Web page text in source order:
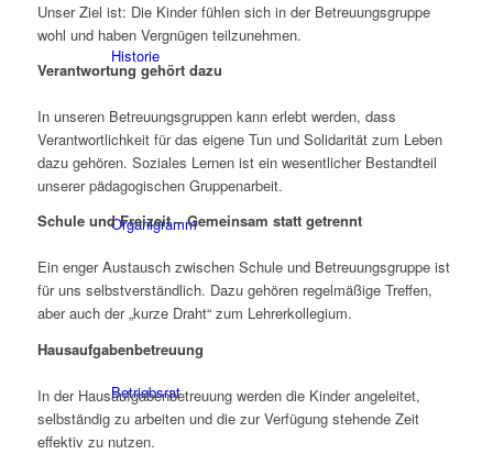
Historie
Organigramm
Betriebsrat
Unser Ziel ist: Die Kinder fühlen sich in der Betreuungsgruppe
wohl und haben Vergnügen teilzunehmen.
Verantwortung gehört dazu
In unseren Betreuungsgruppen kann erlebt werden, dass
Verantwortlichkeit für das eigene Tun und Solidarität zum Leben
dazu gehören. Soziales Lernen ist ein wesentlicher Bestandteil
unserer pädagogischen Gruppenarbeit.
Schule und Freizeit – Gemeinsam statt getrennt
Ein enger Austausch zwischen Schule und Betreuungsgruppe ist
für uns selbstverständlich. Dazu gehören regelmäßige Treffen,
aber auch der „kurze Draht“ zum Lehrerkollegium.
Hausaufgabenbetreuung
In der Hausaufgabenbetreuung werden die Kinder angeleitet,
selbständig zu arbeiten und die zur Verfügung stehende Zeit
effektiv zu nutzen.